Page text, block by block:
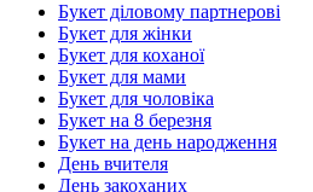
Букет діловому партнерові
Букет для жінки
Букет для коханої
Букет для мами
Букет для чоловіка
Букет на 8 березня
Букет на день народження
День вчителя
День закоханих